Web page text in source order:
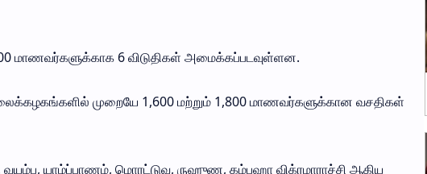
மாணவர்களுக்காக 6 விடுதிகள் அமைக்கப்படவுள்ளன.
முறையே 1,600 மற்றும் 1,800 மாணவர்களுக்கான வசதிகள்
வயம்ப, யாழ்ப்பாணம், மொரட்டுவ, ருஹுண, கம்பஹா விக்ரமாராச்சி ஆகிய